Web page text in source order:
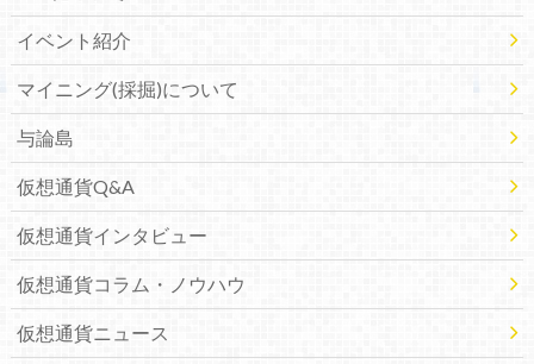
イベント紹介
マイニング(採掘)について
与論島
仮想通貨Q&A
仮想通貨インタビュー
仮想通貨コラム・ノウハウ
仮想通貨ニュース